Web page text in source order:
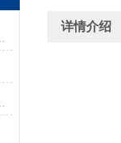
详情介绍